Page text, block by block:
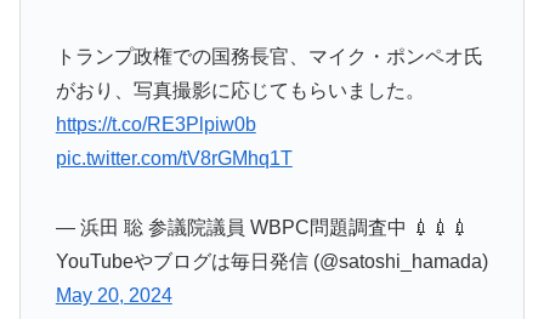
トランプ政権での国務長官、マイク・ポンペオ氏
がおり、写真撮影に応じてもらいました。
https://t.co/RE3Plpiw0b
pic.twitter.com/tV8rGMhq1T
— 浜田 聡 参議院議員 WBPC問題調査中 💉💉💉
YouTubeやブログは毎日発信 (@satoshi_hamada)
May 20, 2024